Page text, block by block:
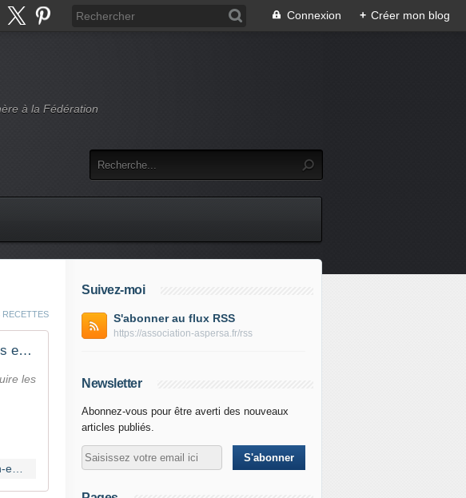
Connexion + Créer mon blog
à la Fédération
Comment réussir la cuisson des escargots ?
les
Suivez-moi
S'abonner au flux RSS
https://association-aspersa.fr/rss
Newsletter
Abonnez-vous pour être averti des nouveaux
articles publiés.